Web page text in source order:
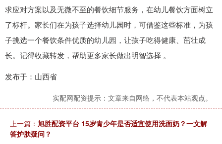
求应对方案以及无微不至的餐饮细节服务，在幼儿餐饮方面树立
了标杆。家长们在为孩子选择幼儿园时，可借鉴这些标准，为孩
子挑选一个餐饮条件优质的幼儿园，让孩子吃得健康、茁壮成
长。记得收藏转发，帮助更多家长做出明智选择 。
发布于：山西省
实配网配资提示：文章来自网络，不代表本站观点。
上一篇： 旭胜配资平台 15岁青少年是否适宜使用洗面奶？一文解
答护肤疑问？